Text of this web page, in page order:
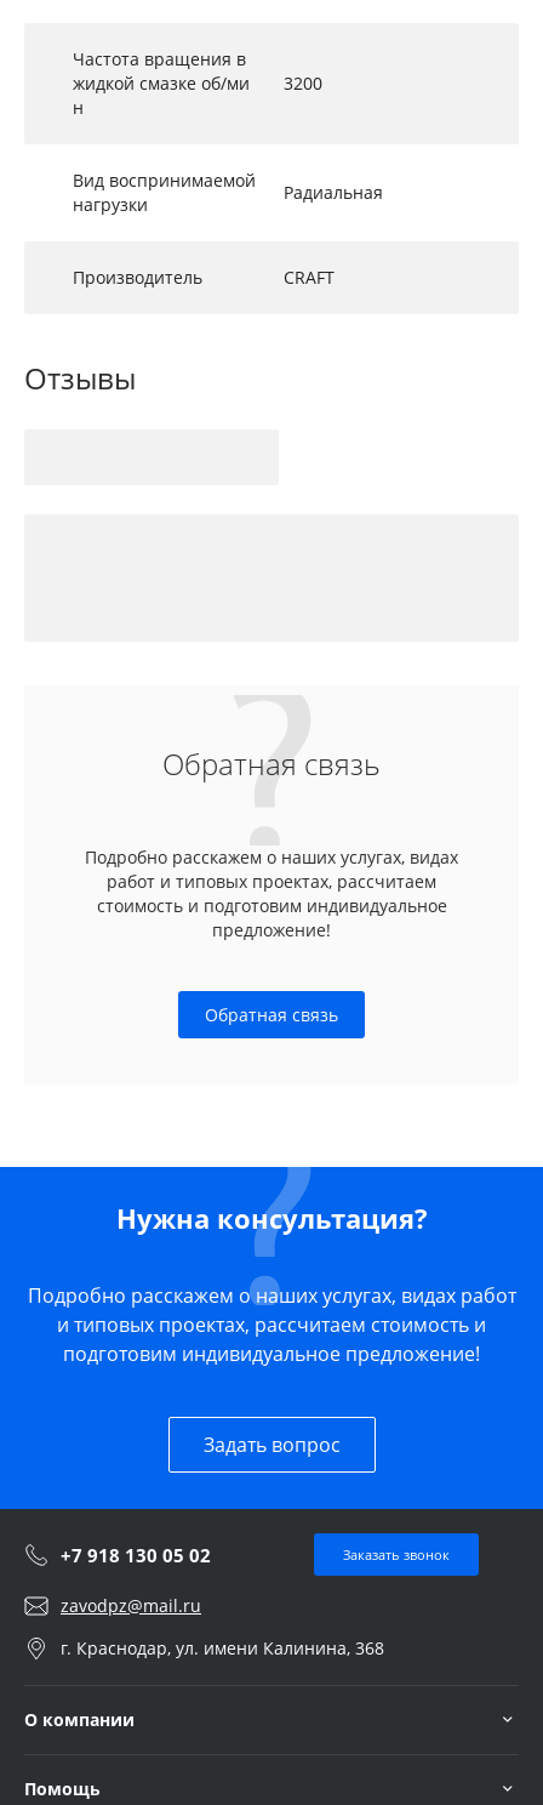
Частота вращения в
жидкой смазке об/ми
н
3200
Вид воспринимаемой
нагрузки
Радиальная
Производитель CRAFT
Отзывы
Обратная связь
Подробно расскажем о наших услугах, видах
работ и типовых проектах, рассчитаем
стоимость и подготовим индивидуальное
предложение!
Обратная связь
Нужна консультация?
Подробно расскажем о наших услугах, видах работ
и типовых проектах, рассчитаем стоимость и
подготовим индивидуальное предложение!
Задать вопрос
+7 918 130 05 02 Заказать звонок
zavodpz@mail.ru
г. Краснодар, ул. имени Калинина, 368
О компании
Помощь